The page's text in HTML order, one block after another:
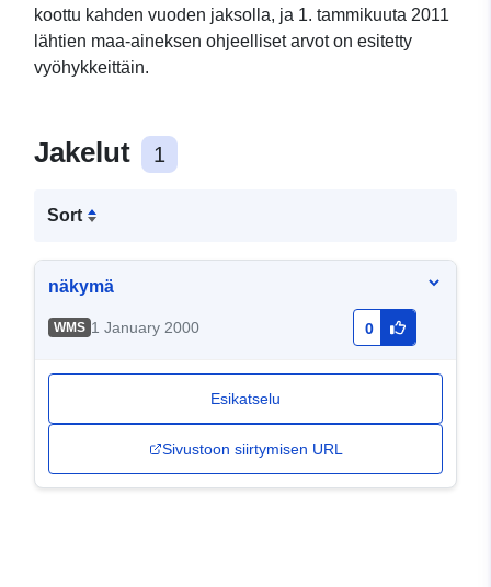
koottu kahden vuoden jaksolla, ja 1. tammikuuta 2011
lähtien maa-aineksen ohjeelliset arvot on esitetty
vyöhykkeittäin.
Jakelut 1
Sort
näkymä
WMS 1 January 2000 0
Esikatselu
Sivustoon siirtymisen URL